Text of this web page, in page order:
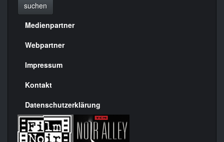
suchen
Menülinks
rechte
Seite
Medienpartner
Webpartner
Impressum
Kontakt
Datenschutzerklärung